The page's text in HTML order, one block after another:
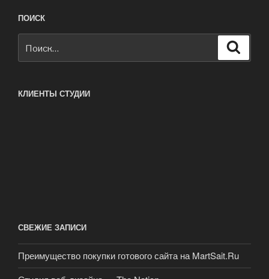
ПОИСК
КЛИЕНТЫ СТУДИИ
СВЕЖИЕ ЗАПИСИ
Преимущество покупки готового сайта на MartSait.Ru